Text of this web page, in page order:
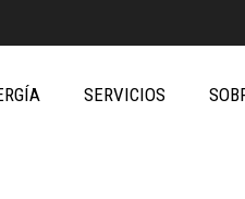
SERVICIOS